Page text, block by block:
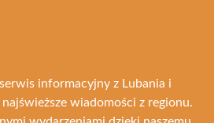
informacyjny z Lubania i
wiadomości z regionu.